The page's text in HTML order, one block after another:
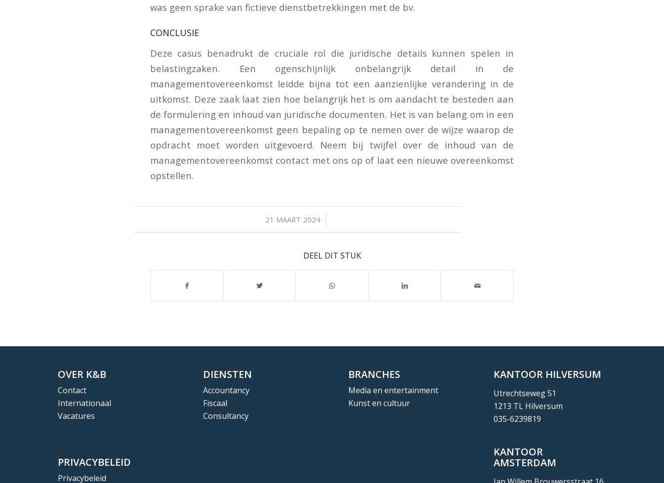
was geen sprake van fictieve dienstbetrekkingen met de bv.
CONCLUSIE
Deze casus benadrukt de cruciale rol die juridische details kunnen spelen in
belastingzaken. Een ogenschijnlijk onbelangrijk detail in de
managementovereenkomst leidde bijna tot een aanzienlijke verandering in de
uitkomst. Deze zaak laat zien hoe belangrijk het is om aandacht te besteden aan
de formulering en inhoud van juridische documenten. Het is van belang om in een
managementovereenkomst geen bepaling op te nemen over de wijze waarop de
opdracht moet worden uitgevoerd. Neem bij twijfel over de inhoud van de
managementovereenkomst contact met ons op of laat een nieuwe overeenkomst
opstellen.
21 MAART 2024
/
DEEL DIT STUK
OVER K&B
Contact
Internationaal
Vacatures
PRIVACYBELEID
Privacybeleid
DIENSTEN
Accountancy
Fiscaal
Consultancy
BRANCHES
Media en entertainment
Kunst en cultuur
KANTOOR HILVERSUM
Utrechtseweg 51
1213 TL Hilversum
035-6239819
KANTOOR
AMSTERDAM